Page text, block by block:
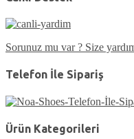
Sorunuz mu var ? Size
Telefon İle Sipariş
Ürün Kategorileri